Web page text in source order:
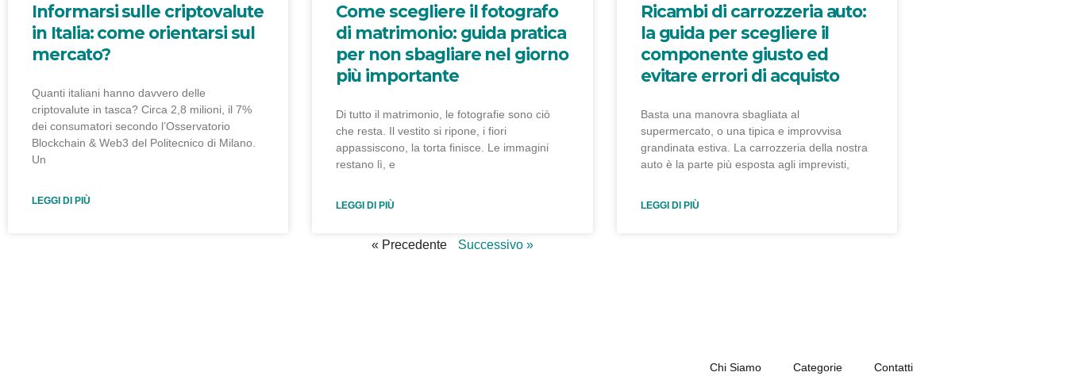
Informarsi sulle criptovalute
in Italia: come orientarsi sul
mercato?
Quanti italiani hanno davvero delle
criptovalute in tasca? Circa 2,8 milioni, il 7%
dei consumatori secondo l’Osservatorio
Blockchain & Web3 del Politecnico di Milano.
Un
LEGGI DI PIÙ
Come scegliere il fotografo
di matrimonio: guida pratica
per non sbagliare nel giorno
più importante
Di tutto il matrimonio, le fotografie sono ciò
che resta. Il vestito si ripone, i fiori
appassiscono, la torta finisce. Le immagini
restano lì, e
LEGGI DI PIÙ
Ricambi di carrozzeria auto:
la guida per scegliere il
componente giusto ed
evitare errori di acquisto
Basta una manovra sbagliata al
supermercato, o una tipica e improvvisa
grandinata estiva. La carrozzeria della nostra
auto è la parte più esposta agli imprevisti,
LEGGI DI PIÙ
« Precedente Successivo »
Chi Siamo Categorie Contatti